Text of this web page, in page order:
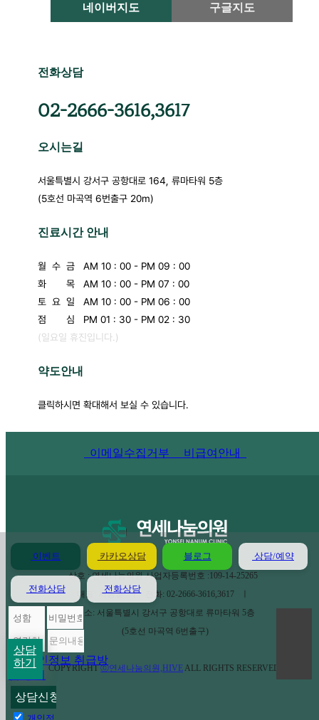
상담
하기
이벤트 카카오상담 블로그 상담/예약
전화상담 전화상담
개인정보 취급방
네이버지도 구글지도
전화상담
02-2666-3616,3617
오시는길
서울특별시 강서구 공항대로 164, 류마타워 5층
(5호선 마곡역 6번출구 20m)
진료시간 안내
월 수 금 AM 10 : 00 - PM 09 : 00
화
목 AM 10 : 00 - PM 07 : 00
토 요 일 AM 10 : 00 - PM 06 : 00
점
심 PM 01 : 30 - PM 02 : 30
(일요일 휴진입니다.)
약도안내
클릭하시면 확대해서 보실 수 있습니다.
이메일수집거부 비급여안내
상호 : 연세나눔의원 사업자등록번호 :109-14-25265
대표: 서동훈 ㅣ 전화: 02-2666-3616,3617 ㅣ
주소: 서울특별시 강서구 공항대로 류마타워 5층
(5호선 마곡역 6번출구)
COPYRIGHTⓒ연세나눔의원,HIVEALL RIGHTS RESERVED.